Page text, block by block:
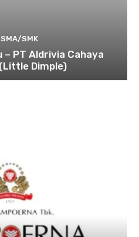
SMA/SMK
– PT Aldrivia Cahaya
Dimple)